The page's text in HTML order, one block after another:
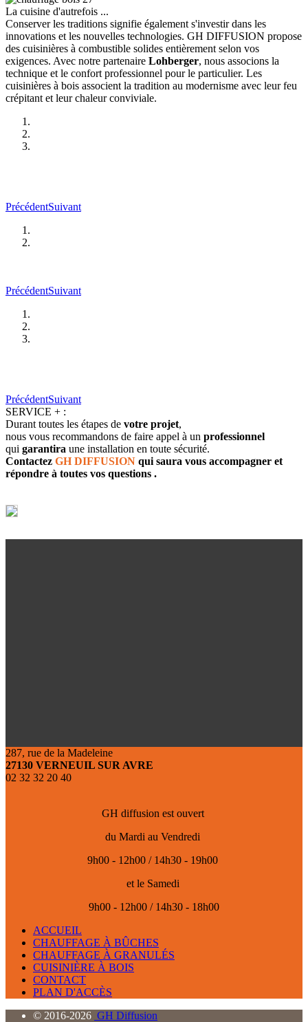
La cuisine d'autrefois ...
Conserver les traditions signifie également s'investir dans les
innovations et les nouvelles technologies. GH DIFFUSION propose
des cuisinières à combustible solides entièrement selon vos
exigences. Avec notre partenaire Lohberger, nous associons la
technique et le confort professionnel pour le particulier. Les
cuisinières à bois associent la tradition au modernisme avec leur feu
crépitant et leur chaleur conviviale.
PrécédentSuivant
PrécédentSuivant
PrécédentSuivant
SERVICE + :
Durant toutes les étapes de votre projet,
nous vous recommandons de faire appel à un professionnel
qui garantira une installation en toute sécurité.
Contactez GH DIFFUSION qui saura vous accompagner et
répondre à toutes vos questions .
287, rue de la Madeleine
27130 VERNEUIL SUR AVRE
02 32 32 20 40
GH diffusion est ouvert
du Mardi au Vendredi
9h00 - 12h00 / 14h30 - 19h00
et le Samedi
9h00 - 12h00 / 14h30 - 18h00
ACCUEIL
CHAUFFAGE À BÛCHES
CHAUFFAGE À GRANULÉS
CUISINIÈRE À BOIS
CONTACT
PLAN D'ACCÈS
© 2016-2026 GH Diffusion